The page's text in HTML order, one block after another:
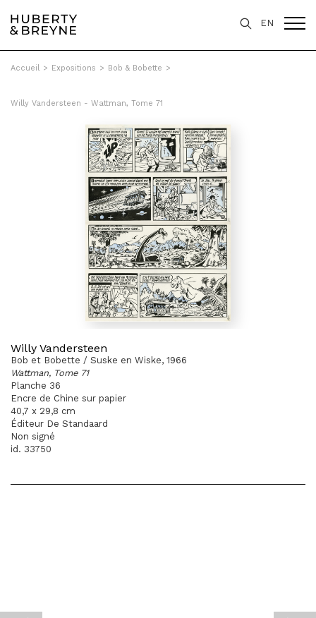
EN
Accueil > Expositions > Bob & Bobette >
Willy Vandersteen - Wattman, Tome 71
Willy Vandersteen
Bob et Bobette / Suske en Wiske, 1966
Wattman, Tome 71
Planche 36
Encre de Chine sur papier
40,7 x 29,8 cm
Éditeur De Standaard
Non signé
id. 33750